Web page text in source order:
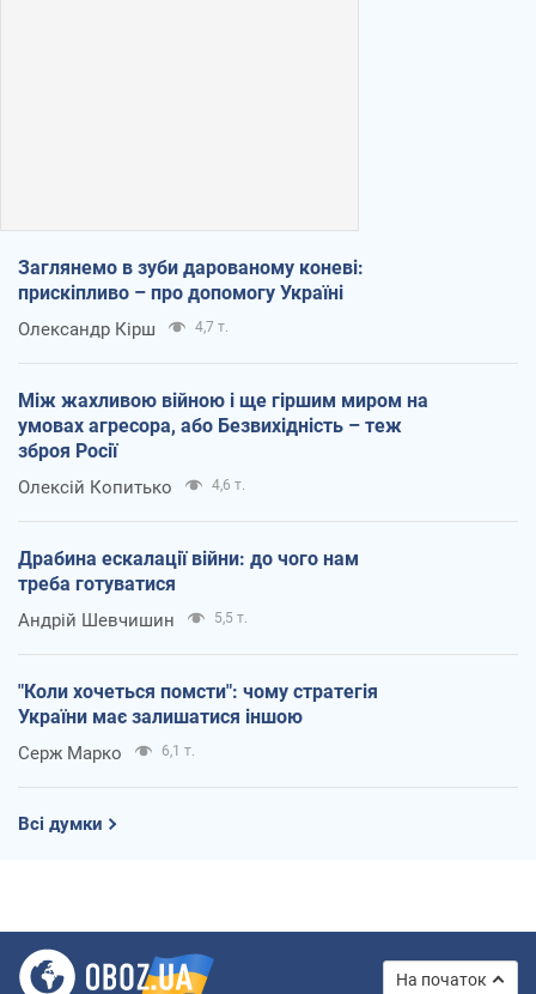
Заглянемо в зуби дарованому коневі:
прискіпливо – про допомогу Україні
Олександр Кірш 4,7 т.
Між жахливою війною і ще гіршим миром на
умовах агресора, або Безвихідність – теж
зброя Росії
Олексій Копитько 4,6 т.
Драбина ескалації війни: до чого нам
треба готуватися
Андрій Шевчишин 5,5 т.
"Коли хочеться помсти": чому стратегія
України має залишатися іншою
Серж Марко 6,1 т.
Всі думки
На початок